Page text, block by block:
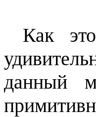
Как
данный